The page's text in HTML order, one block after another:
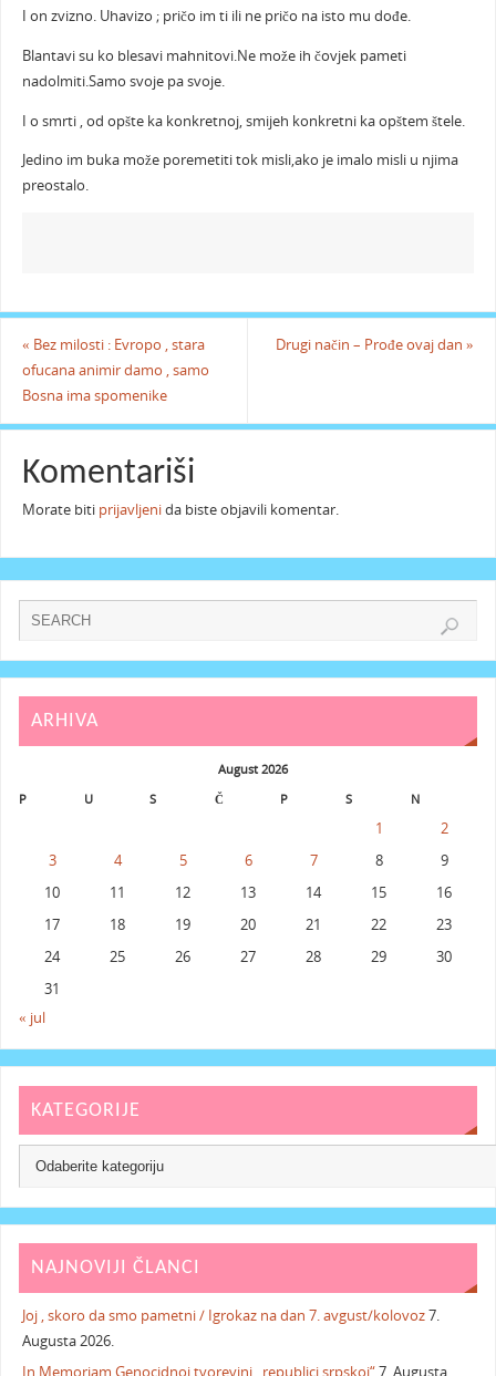
I on zvizno. Uhavizo ; pričo im ti ili ne pričo na isto mu dođe.
Blantavi su ko blesavi mahnitovi.Ne može ih čovjek pameti
nadolmiti.Samo svoje pa svoje.
I o smrti , od opšte ka konkretnoj, smijeh konkretni ka opštem štele.
Jedino im buka može poremetiti tok misli,ako je imalo misli u njima
preostalo.
« Bez milosti : Evropo , stara
ofucana animir damo , samo
Bosna ima spomenike
Drugi način – Prođe ovaj dan»
Komentariši
Morate biti prijavljenida biste objavili komentar.
ARHIVA
August 2026
P
U S Č P S N
1
2
3
4 5 6 7 8
9
10
11 12 13 14 15
16
17
18 19 20 21 22
23
24
25 26 27 28 29
30
31
« jul
KATEGORIJE
NAJNOVIJI ČLANCI
Joj , skoro da smo pametni / Igrokaz na dan 7. avgust/kolovoz7.
Augusta 2026.
In Memoriam Genocidnoj tvorevini „republici srpskoj“7. Augusta